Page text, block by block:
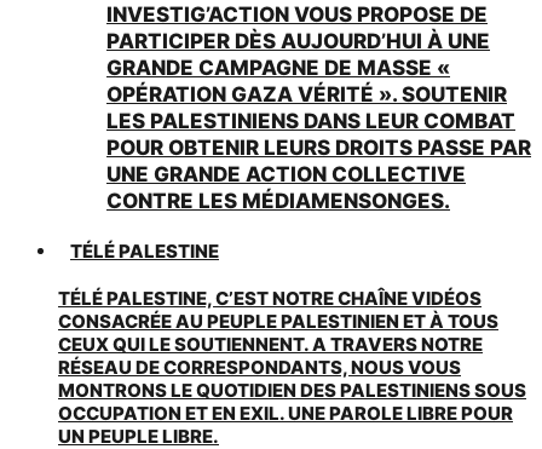
INVESTIG’ACTION VOUS PROPOSE DE
PARTICIPER DÈS AUJOURD’HUI À UNE
GRANDE CAMPAGNE DE MASSE «
OPÉRATION GAZA VÉRITÉ ». SOUTENIR
LES PALESTINIENS DANS LEUR COMBAT
POUR OBTENIR LEURS DROITS PASSE PAR
UNE GRANDE ACTION COLLECTIVE
CONTRE LES MÉDIAMENSONGES.
TÉLÉ PALESTINE
TÉLÉ PALESTINE, C’EST NOTRE CHAÎNE VIDÉOS
CONSACRÉE AU PEUPLE PALESTINIEN ET À TOUS
CEUX QUI LE SOUTIENNENT. A TRAVERS NOTRE
RÉSEAU DE CORRESPONDANTS, NOUS VOUS
MONTRONS LE QUOTIDIEN DES PALESTINIENS SOUS
OCCUPATION ET EN EXIL. UNE PAROLE LIBRE POUR
UN PEUPLE LIBRE.